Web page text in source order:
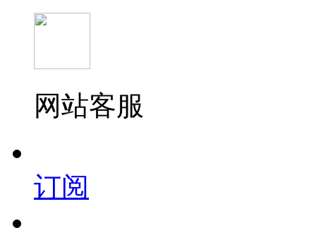
网站客服
订阅